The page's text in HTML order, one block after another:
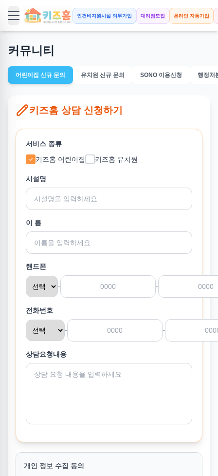
인건비지원시설 의무가입 대리점모집 온라인 자동가입
커뮤니티
어린이집 신규 문의 유치원 신규 문의 SONO 이용신청 행정처
키즈홈 상담 신청하기
서비스 종류
키즈홈 어린이집
키즈홈 유치원
시설명
이 름
핸드폰
- -
전화번호
- -
상담요청내용
개인 정보 수집 동의